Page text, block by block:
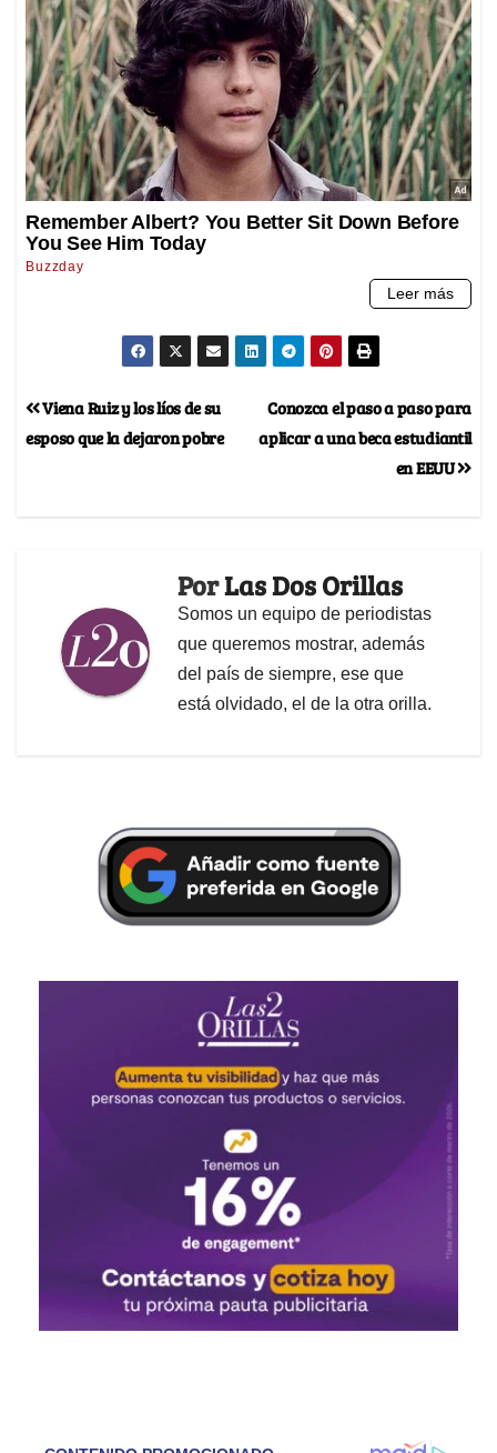
Conozca el paso a paso para
aplicar a una beca estudiantil
en EEUU
Viena Ruiz y los líos de su
esposo que la dejaron pobre
PorLas Dos Orillas
Somos un equipo de periodistas
que queremos mostrar, además
del país de siempre, ese que
está olvidado, el de la otra orilla.